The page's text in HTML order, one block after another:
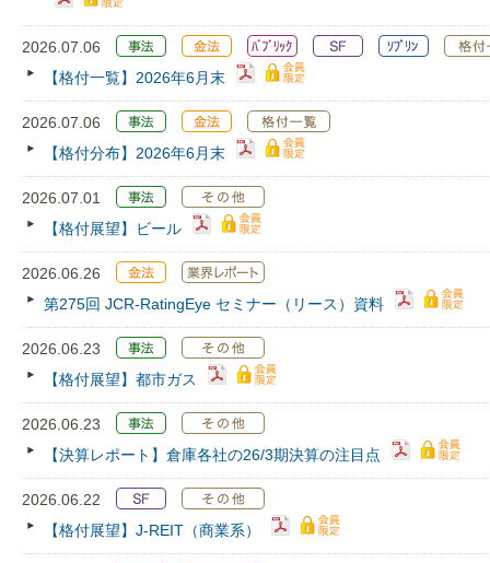
2026.07.06
【格付一覧】2026年6月末
2026.07.06
【格付分布】2026年6月末
2026.07.01
【格付展望】ビール
2026.06.26
第275回 JCR‐RatingEye セミナー（リース）資料
2026.06.23
【格付展望】都市ガス
2026.06.23
【決算レポート】倉庫各社の26/3期決算の注目点
2026.06.22
【格付展望】J-REIT（商業系）